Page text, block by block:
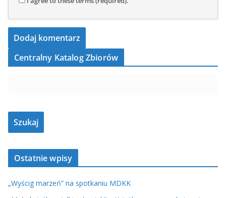
Centralny Katalog Zbiorów
Ostatnie wpisy
„Wyścig marzeń” na spotkaniu MDKK